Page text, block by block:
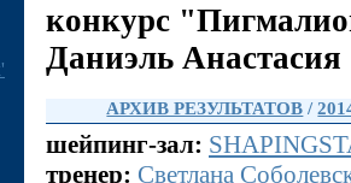
конкурс
Даниэль Анастасия
АРХИВ РЕЗУЛЬТАТОВ /
шейпинг-зал:
тренер: Светлана